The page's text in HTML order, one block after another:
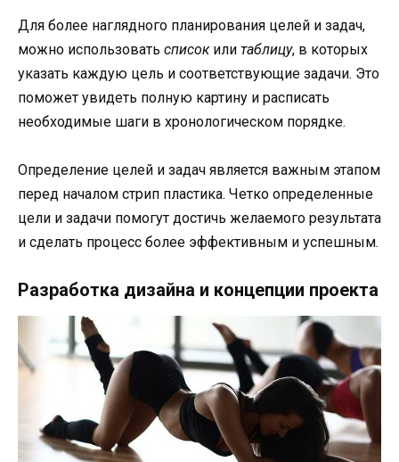
Для более наглядного планирования целей и задач,
можно использовать списокили таблицу, в которых
указать каждую цель и соответствующие задачи. Это
поможет увидеть полную картину и расписать
необходимые шаги в хронологическом порядке.
Определение целей и задач является важным этапом
перед началом стрип пластика. Четко определенные
цели и задачи помогут достичь желаемого результата
и сделать процесс более эффективным и успешным.
Разработка дизайна и концепции проекта